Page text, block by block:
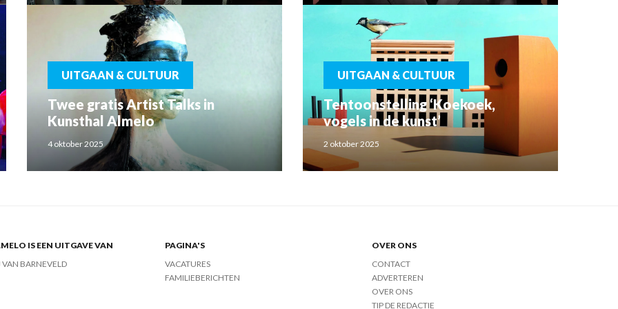
UITGAAN & CULTUUR
Twee gratis Artist Talks in
Kunsthal Almelo
4 oktober 2025
UITGAAN & CULTUUR
Tentoonstelling ‘Koekoek,
vogels in de kunst’
2 oktober 2025
IS EEN UITGAVE VAN
VAN BARNEVELD
PAGINA'S
VACATURES
FAMILIEBERICHTEN
OVER ONS
CONTACT
ADVERTEREN
OVER ONS
TIP DE REDACTIE